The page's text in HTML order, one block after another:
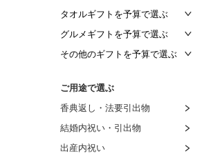
～2,000円
～2,500円
～3,000円
～4,000円
～4,500円
～5,000円
～6,000円
タオルギフトを予算で選ぶ
～1,000円
～1,500円
～3,000円
～4,000円
～5,000円
～6,000円
グルメギフトを予算で選ぶ
～1,000円
～2,000円
～3,000円
～4,000円
～5,000円
その他のギフトを予算で選ぶ
～1,500円
～2,000円
～3,000円
～4,000円
ご用途で選ぶ
香典返し・法要引出物
結婚内祝い・引出物
出産内祝い